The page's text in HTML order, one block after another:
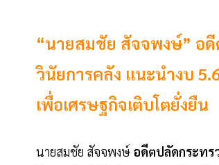
“นายสมชัย สัจจพงษ์” อดี
วินัยการคลัง แนะนำงบ
เพื่อเศรษฐกิจเติบโตยั่งยืน
นายสมชัย สัจจพงษ์ อดีตปลัดกระทร